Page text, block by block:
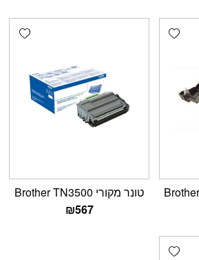
Add wishlist
‏טונר מקורי Brother TN3500
₪567
Add wishlist